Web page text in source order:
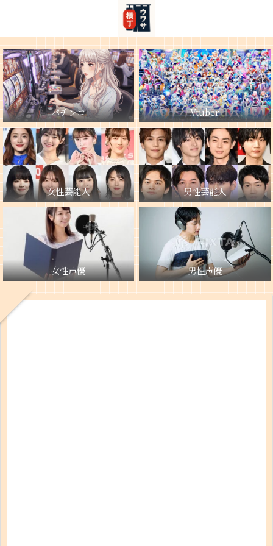
パチンコ Vtuber
女性芸能人 男性芸能人
女性声優 男性声優